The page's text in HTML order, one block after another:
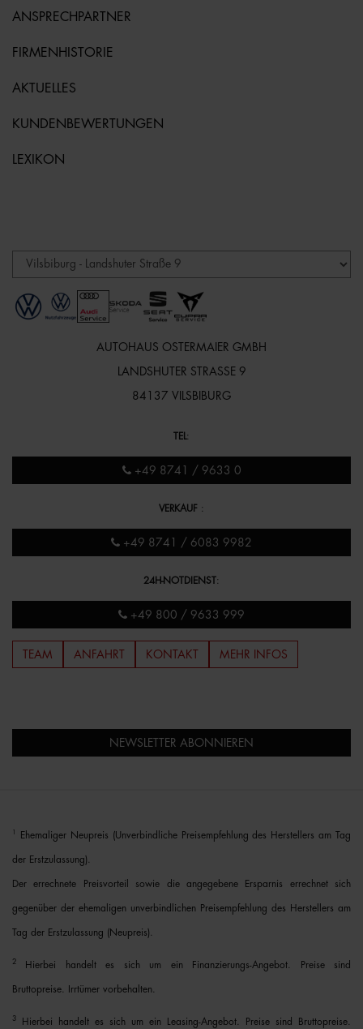
ANSPRECHPARTNER
FIRMENHISTORIE
AKTUELLES
KUNDENBEWERTUNGEN
LEXIKON
AUTOHAUS OSTERMAIER GMBH
LANDSHUTER STRASSE 9
84137 VILSBIBURG
TEL :
+49 8741 / 9633 0
VERKAUF :
+49 8741 / 6083 9982
24H-NOTDIENST:
+49 800 / 9633 999
TEAM ANFAHRT KONTAKT MEHR INFOS
NEWSLETTER ABONNIEREN
Ehemaliger Neupreis (Unverbindliche Preisempfehlung des Herstellers am Tag
der Erstzulassung).
Der errechnete Preisvorteil sowie die angegebene Ersparnis errechnet sich
gegenüber der ehemaligen unverbindlichen Preisempfehlung des Herstellers am
Tag der Erstzulassung (Neupreis).
2 Hierbei handelt es sich um ein Finanzierungs-Angebot. Preise sind
Bruttopreise. Irrtümer vorbehalten.
3 Hierbei handelt es sich um ein Leasing-Angebot. Preise sind Bruttopreise.